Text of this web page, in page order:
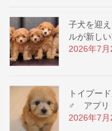
子犬を迎
ルが新し
2026年7月
トイプー
♂ アプリ
2026年7月